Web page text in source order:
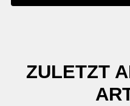
ZULETZT